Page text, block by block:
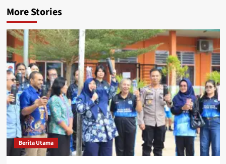
More Stories
Berita Utama